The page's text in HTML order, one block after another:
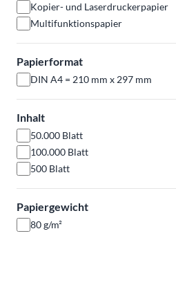
Kopier- und Laserdruckerpapier
Multifunktionspapier
Papierformat
DIN A4 = 210 mm x 297 mm
Inhalt
50.000 Blatt
100.000 Blatt
500 Blatt
Papiergewicht
80 g/m²